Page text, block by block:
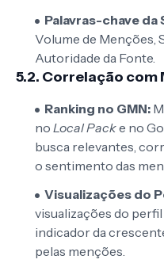
Palavras-chave da
Volume de Menções,
Autoridade da Fonte.
5.2. Correlação com
Ranking no GMN:
no Local Packe no
busca relevantes,
o sentimento das
Visualizações do
visualizações do
indicador da
pelas menções.